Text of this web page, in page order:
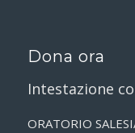
Dona ora
Intestazione
ORATORIO